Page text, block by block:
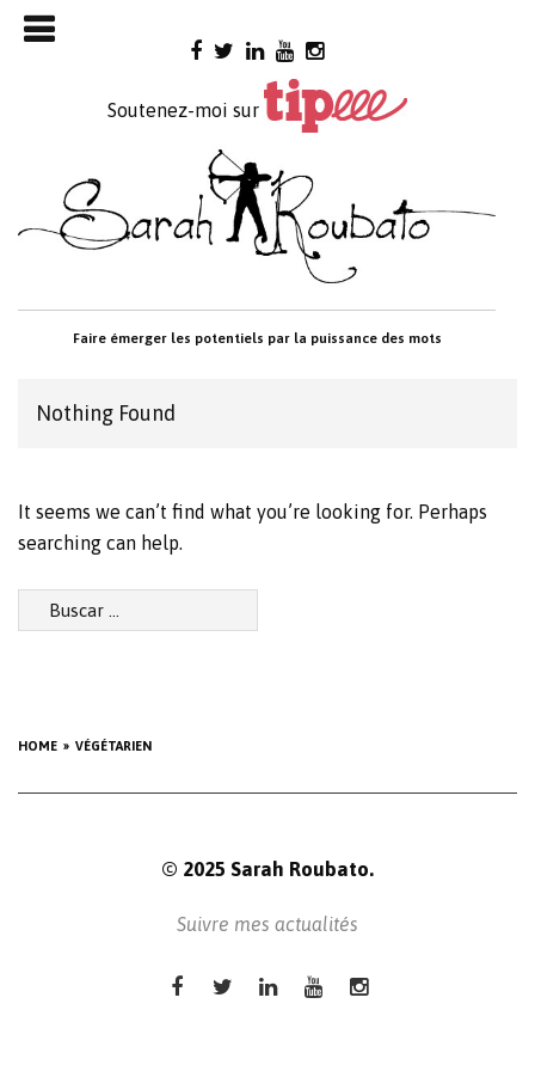
Skip
to
Soutenez-moi sur
Faire émerger les potentiels par la puissance des mots

HOME VÉGÉTARIEN
Nothing Found
It seems we can’t find what you’re looking for. Perhaps
searching can help.
Buscar:
© 2025 Sarah Roubato.
Suivre mes actualités